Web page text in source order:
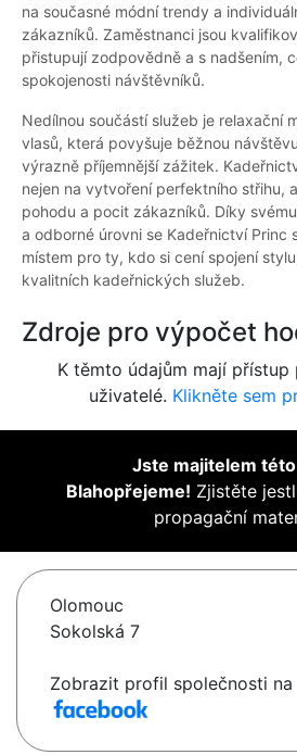
na současné módní trendy a
zákazníků. Zaměstnanci jsou
přistupují zodpovědně a s nadšením,
spokojenosti návštěvníků.
Nedílnou součástí služeb je relaxační
vlasů, která povyšuje běžnou
výrazně příjemnější zážitek.
nejen na vytvoření perfektního střihu,
pohodu a pocit zákazníků. Díky
a odborné úrovni se Kadeřnictví Princ
místem pro ty, kdo si cení spojení
kvalitních kadeřnických služeb.
Zdroje pro výpočet
K těmto údajům mají přístup
uživatelé. Klikněte sem
Jste majitelem
Blahopřejeme! Zjistěte
propagační
Olomouc
Sokolská 7
Zobrazit profil společnosti na